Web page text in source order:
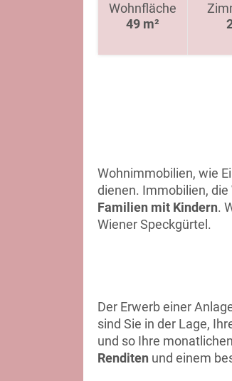
Wohnfläche
49 m²
Wohnimmobilien, wie
dienen. Immobilien, die
Familien mit Kindern.
Wiener Speckgürtel.
Der Erwerb einer
sind Sie in der Lage,
und so Ihre
Renditen und einem